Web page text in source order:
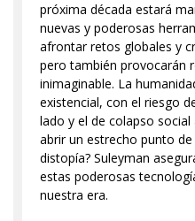
próxima década estará
nuevas y poderosas
afrontar retos globales y
pero también provocarán
inimaginable. La
existencial, con el riesgo
lado y el de colapso
abrir un estrecho punto
distopía? Suleyman
estas poderosas
nuestra era.